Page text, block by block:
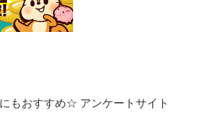
もおすすめ☆ アンケートサイト